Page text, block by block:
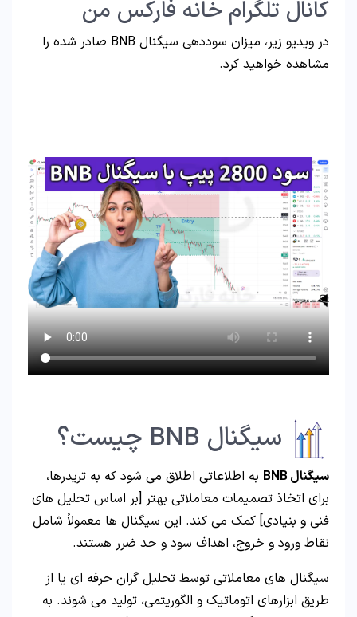
کانال تلگرام خانه فارکس من
در ویدیو زیر، میزان سوددهی سیگنال BNB صادر شده را
مشاهده خواهید کرد.
سیگنال BNB چیست؟
سیگنال BNB
به اطلاعاتی اطلاق می‌ شود که به تریدرها،
برای اتخاذ تصمیمات معاملاتی بهتر [بر اساس تحلیل‌ های
فنی و بنیادی] کمک می کند. این سیگنال‌ ها معمولاً شامل
نقاط ورود و خروج، اهداف سود و حد ضرر هستند.
سیگنال‌ های معاملاتی توسط تحلیل‌ گران حرفه‌ ای یا از
طریق ابزارهای اتوماتیک و الگوریتمی، تولید می شوند. به